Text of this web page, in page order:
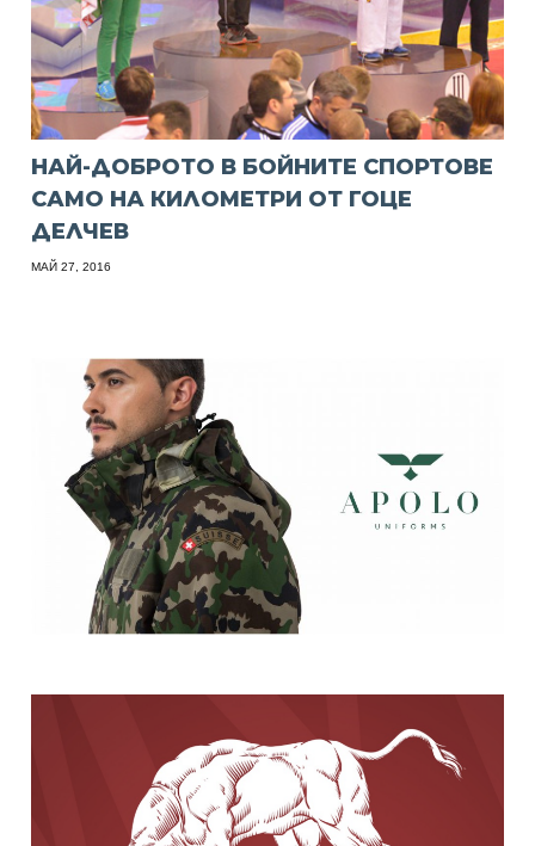
НАЙ-ДОБРОТО В БОЙНИТЕ СПОРТОВЕ
САМО НА КИЛОМЕТРИ ОТ ГОЦЕ
ДЕЛЧЕВ
МАЙ 27, 2016